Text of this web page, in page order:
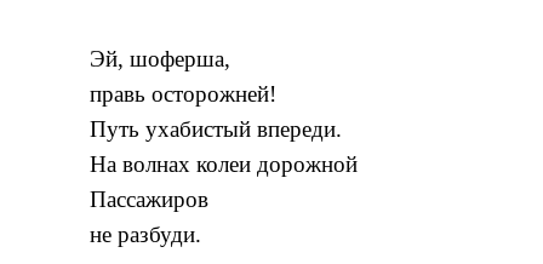
Эй, шоферша,
правь осторожней!
Путь ухабистый впереди.
На волнах колеи дорожной
Пассажиров
не разбуди.